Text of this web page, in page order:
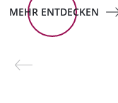
MEHR ENTDECKEN